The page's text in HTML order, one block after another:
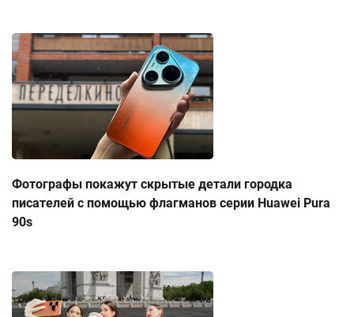
Фотографы покажут скрытые детали городка
писателей с помощью флагманов серии Huawei Pura
90s